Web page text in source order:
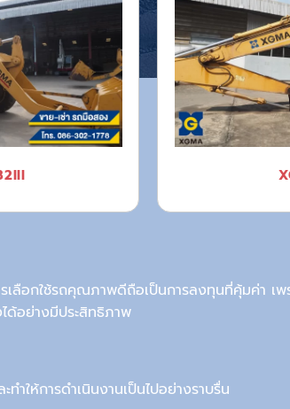
เลือกใช้รถคุณภาพดีถือเป็นการลงทุนที่คุ้มค่า เ
ด้อย่างมีประสิทธิภาพ
ำให้การดำเนินงานเป็นไปอย่างราบรื่น